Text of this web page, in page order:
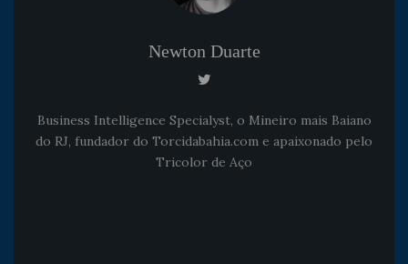
Newton Duarte
Business Intelligence Specialyst, o Mineiro mais Baiano
do RJ, fundador do Torcidabahia.com e apaixonado pelo
Tricolor de Aço